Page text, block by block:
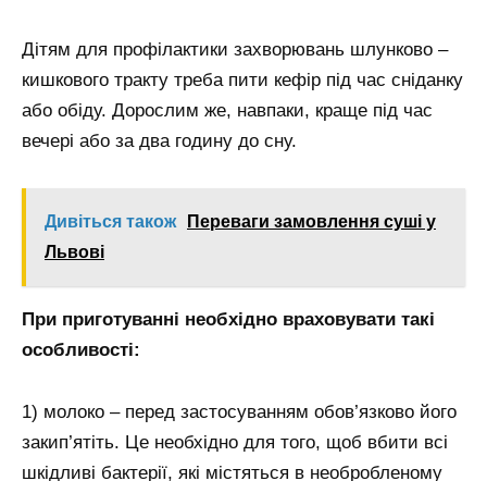
Дітям для профілактики захворювань шлунково –
кишкового тракту треба пити кефір під час сніданку
або обіду. Дорослим же, навпаки, краще під час
вечері або за два годину до сну.
Дивіться також
Переваги замовлення суші у
Львові
При приготуванні необхідно враховувати такі
особливості:
1) молоко – перед застосуванням обов’язково його
закип’ятіть. Це необхідно для того, щоб вбити всі
шкідливі бактерії, які містяться в необробленому